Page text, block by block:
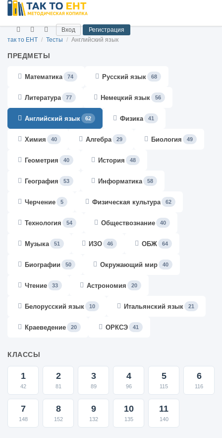
Вход
Регистрация
так то ЕНТ / Тесты / Английский язык
ПРЕДМЕТЫ
Математика 74 Русский язык 68
Литература 77 Немецкий язык 56
Английский язык 62 Физика 41
Химия 40 Алгебра 29 Биология 49
Геометрия 40 История 48
География 53 Информатика 58
Черчение 5 Физическая культура 62
Технология 54 Обществознание 40
Музыка 51 ИЗО 46 ОБЖ 64
Биографии 50 Окружающий мир 40
Чтение 33 Астрономия 20
Белорусский язык 10 Итальянский язык 21
Краеведение 20 ОРКСЭ 41
КЛАССЫ
1
42
2
81
3
89
4
96
5
115
6
116
7
148
8
152
9
132
10
135
11
140